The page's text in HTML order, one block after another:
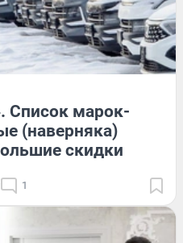
Список марок-
(наверняка)
скидки
1